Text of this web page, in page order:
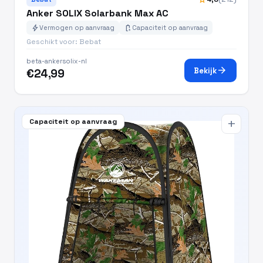
Anker SOLIX Solarbank Max AC
boltVermogen op aanvraag battery_charging_full Capaciteit op aanvraag
Geschikt voor: Bebat
beta-ankersolix-nl
€24,99 Bekijkarrow_forward
Capaciteit op aanvraag add